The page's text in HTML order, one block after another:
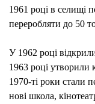
1961 році в селищі
переробляти до 50
У 1962 році
1963 році утворили
1970-ті роки стали
нові школа,